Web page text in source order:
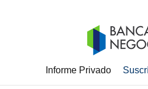
Informe Privado